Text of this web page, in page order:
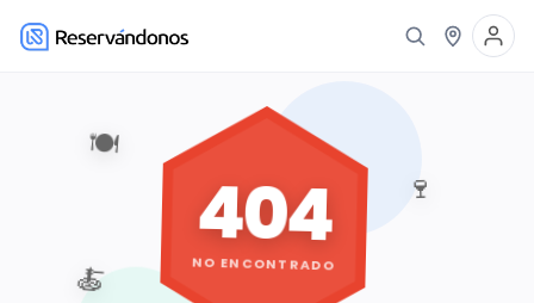
🍽️
🍷
🍝
404
NO ENCONTRADO